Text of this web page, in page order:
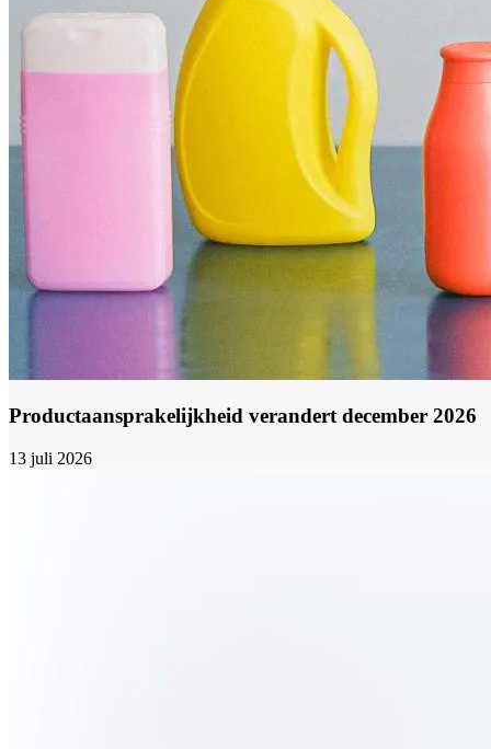
Productaansprakelijkheid verandert december 2026
13 juli 2026